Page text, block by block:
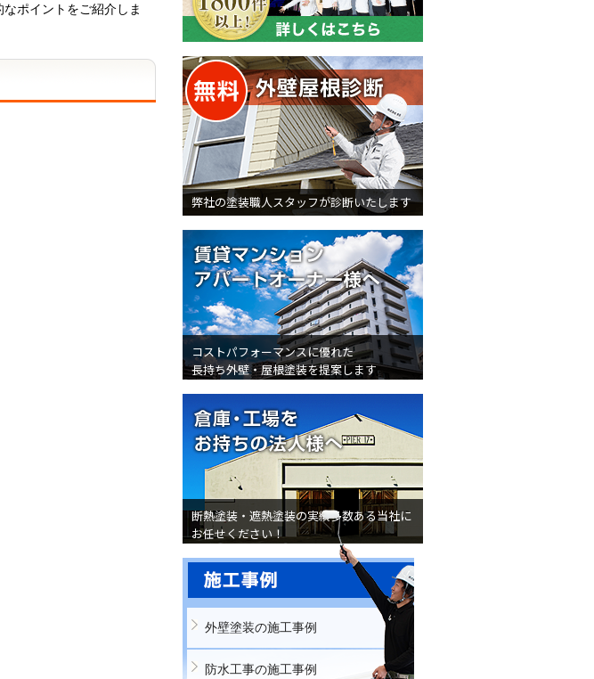
ポイントをご紹介しま
弊社の塗装職人スタッフが診断いたします
コストパフォーマンスに優れた
長持ち外壁・屋根塗装を提案します
断熱塗装・遮熱塗装の実績多数ある当社に
お任せください！
外壁塗装の施工事例
防水工事の施工事例